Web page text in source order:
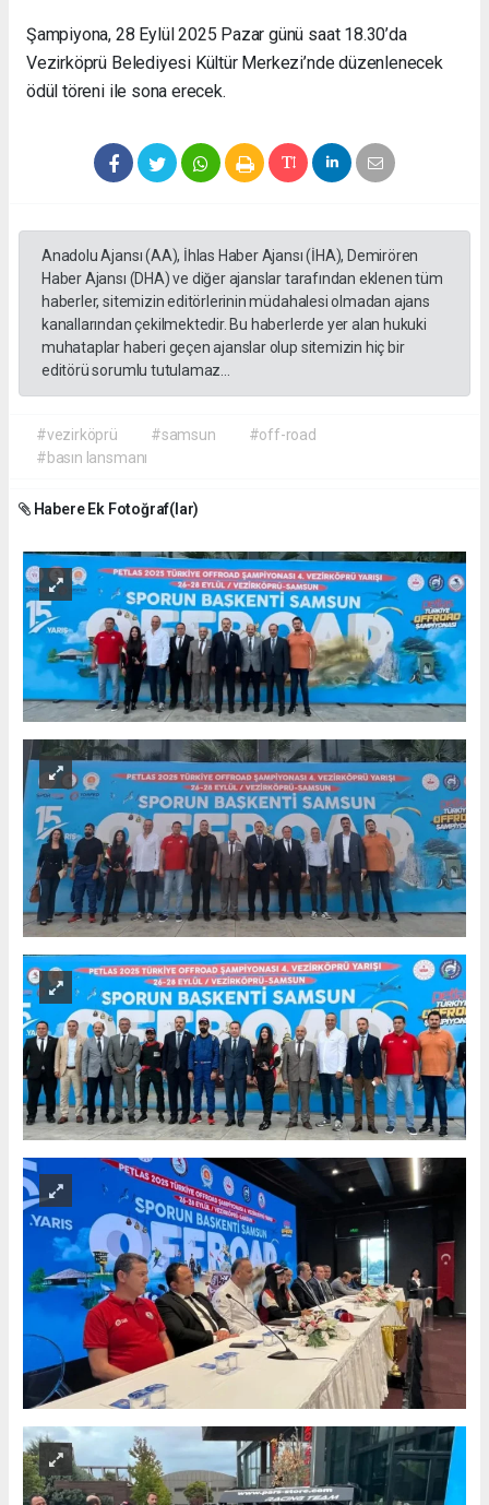
Şampiyona, 28 Eylül 2025 Pazar günü saat 18.30’da
Vezirköprü Belediyesi Kültür Merkezi’nde düzenlenecek
ödül töreni ile sona erecek.
Anadolu Ajansı (AA), İhlas Haber Ajansı (İHA), Demirören
Haber Ajansı (DHA) ve diğer ajanslar tarafından eklenen tüm
haberler, sitemizin editörlerinin müdahalesi olmadan ajans
kanallarından çekilmektedir. Bu haberlerde yer alan hukuki
muhataplar haberi geçen ajanslar olup sitemizin hiç bir
editörü sorumlu tutulamaz...
#vezirköprü #samsun
#off-road
#basın lansmanı
Habere Ek Fotoğraf(lar)